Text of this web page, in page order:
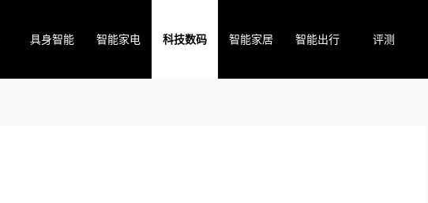
具身智能 智能家电 科技数码 智能家居 智能出行 评测